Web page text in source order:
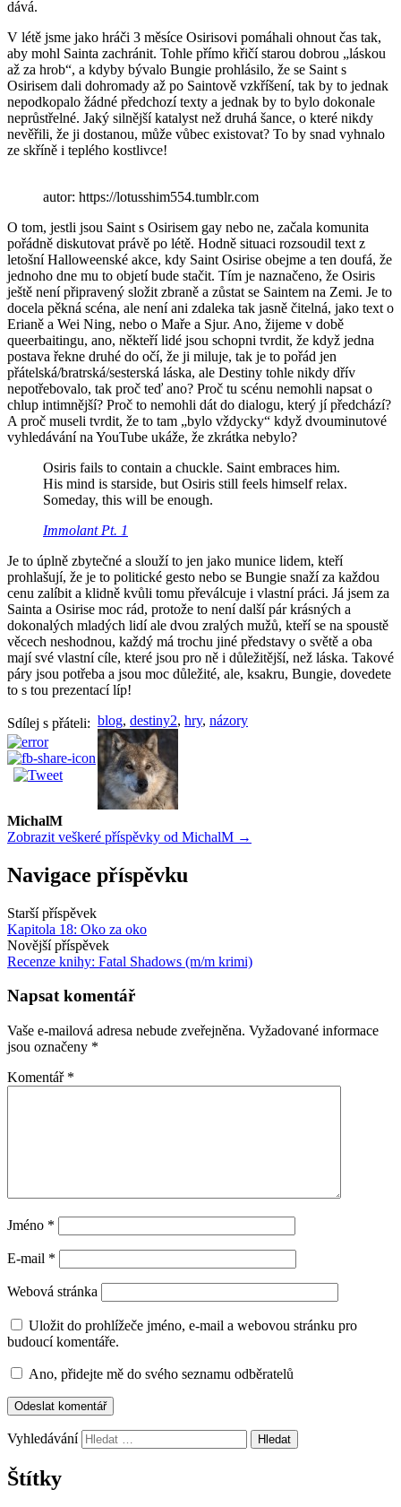
dává.
V létě jsme jako hráči 3 měsíce Osirisovi pomáhali ohnout čas tak,
aby mohl Sainta zachránit. Tohle přímo křičí starou dobrou „láskou
až za hrob“, a kdyby bývalo Bungie prohlásilo, že se Saint s
Osirisem dali dohromady až po Saintově vzkříšení, tak by to jednak
nepodkopalo žádné předchozí texty a jednak by to bylo dokonale
neprůstřelné. Jaký silnější katalyst než druhá šance, o které nikdy
nevěřili, že ji dostanou, může vůbec existovat? To by snad vyhnalo
ze skříně i teplého kostlivce!
autor: https://lotusshim554.tumblr.com
O tom, jestli jsou Saint s Osirisem gay nebo ne, začala komunita
pořádně diskutovat právě po létě. Hodně situaci rozsoudil text z
letošní Halloweenské akce, kdy Saint Osirise obejme a ten doufá, že
jednoho dne mu to objetí bude stačit. Tím je naznačeno, že Osiris
ještě není připravený složit zbraně a zůstat se Saintem na Zemi. Je to
docela pěkná scéna, ale není ani zdaleka tak jasně čitelná, jako text o
Erianě a Wei Ning, nebo o Maře a Sjur. Ano, žijeme v době
queerbaitingu, ano, někteří lidé jsou schopni tvrdit, že když jedna
postava řekne druhé do očí, že ji miluje, tak je to pořád jen
přátelská/bratrská/sesterská láska, ale Destiny tohle nikdy dřív
nepotřebovalo, tak proč teď ano? Proč tu scénu nemohli napsat o
chlup intimnější? Proč to nemohli dát do dialogu, který jí předchází?
A proč museli tvrdit, že to tam „bylo vždycky“ když dvouminutové
vyhledávání na YouTube ukáže, že zkrátka nebylo?
Osiris fails to contain a chuckle. Saint embraces him.
His mind is starside, but Osiris still feels himself relax.
Someday, this will be enough.
Immolant Pt. 1
Je to úplně zbytečné a slouží to jen jako munice lidem, kteří
prohlašují, že je to politické gesto nebo se Bungie snaží za každou
cenu zalíbit a klidně kvůli tomu převálcuje i vlastní práci. Já jsem za
Sainta a Osirise moc rád, protože to není další pár krásných a
dokonalých mladých lidí ale dvou zralých mužů, kteří se na spoustě
věcech neshodnou, každý má trochu jiné představy o světě a oba
mají své vlastní cíle, které jsou pro ně i důležitější, než láska. Takové
páry jsou potřeba a jsou moc důležité, ale, ksakru, Bungie, dovedete
to s tou prezentací líp!
Sdílej s přáteli: blog, destiny2, hry, názory
MichalM
Zobrazit veškeré příspěvky od MichalM →
Navigace příspěvku
Starší příspěvek
Kapitola 18: Oko za oko
Novější příspěvek
Recenze knihy: Fatal Shadows (m/m krimi)
Napsat komentář
Vaše e-mailová adresa nebude zveřejněna. Vyžadované informace
jsou označeny *
Komentář *
Jméno *
E-mail *
Webová stránka
Uložit do prohlížeče jméno, e-mail a webovou stránku pro
budoucí komentáře.
Ano, přidejte mě do svého seznamu odběratelů
Vyhledávání
Štítky